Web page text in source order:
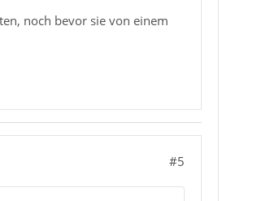
noch bevor sie von einem
#5